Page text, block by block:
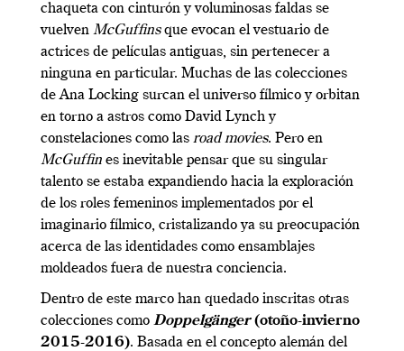
chaqueta con cinturón y voluminosas faldas se
vuelven McGuffinsque evocan el vestuario de
actrices de películas antiguas, sin pertenecer a
ninguna en particular. Muchas de las colecciones
de Ana Locking surcan el universo fílmico y orbitan
en torno a astros como David Lynch y
constelaciones como las road movies. Pero en
McGuffin es inevitable pensar que su singular
talento se estaba expandiendo hacia la exploración
de los roles femeninos implementados por el
imaginario fílmico, cristalizando ya su preocupación
acerca de las identidades como ensamblajes
moldeados fuera de nuestra conciencia.
Dentro de este marco han quedado inscritas otras
colecciones como Doppelgänger(otoño-invierno
2015-2016). Basada en el concepto alemán del